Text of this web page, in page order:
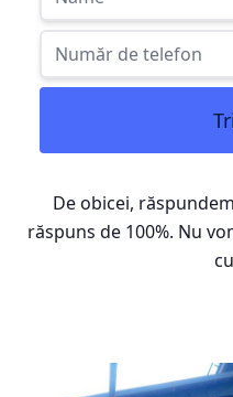
De obicei,
răspuns de 100%. Nu